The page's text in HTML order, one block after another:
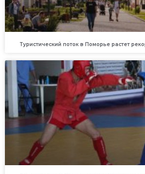
Туристический поток в Поморье растет